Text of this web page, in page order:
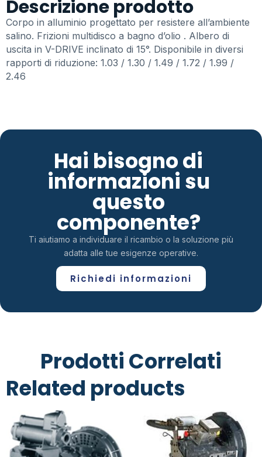
Descrizione prodotto
Corpo in alluminio progettato per resistere all’ambiente
salino. Frizioni multidisco a bagno d’olio . Albero di
uscita in V-DRIVE inclinato di 15°. Disponibile in diversi
rapporti di riduzione: 1.03 / 1.30 / 1.49 / 1.72 / 1.99 /
2.46
Hai bisogno di
informazioni su
questo
componente?
Ti aiutiamo a individuare il ricambio o la soluzione più
adatta alle tue esigenze operative.
Richiedi informazioni
Prodotti Correlati
Related products